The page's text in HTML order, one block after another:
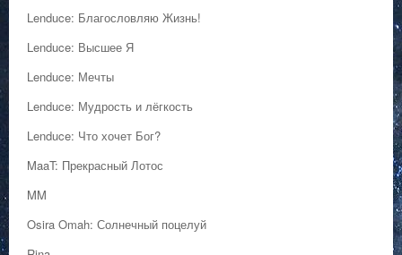
Lenduce: Благословляю Жизнь!
Lenduce: Высшее Я
Lenduce: Мечты
Lenduce: Мудрость и лёгкость
Lenduce: Что хочет Бог?
MaaT: Прекрасный Лотос
MM
Osira Omah: Солнечный поцелуй